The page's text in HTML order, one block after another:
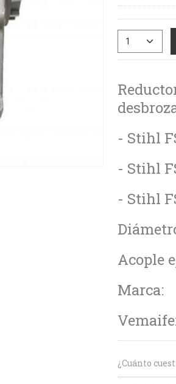
- Stihl
- Stihl
- Stihl
Acople
Marca:
¿Cuánto